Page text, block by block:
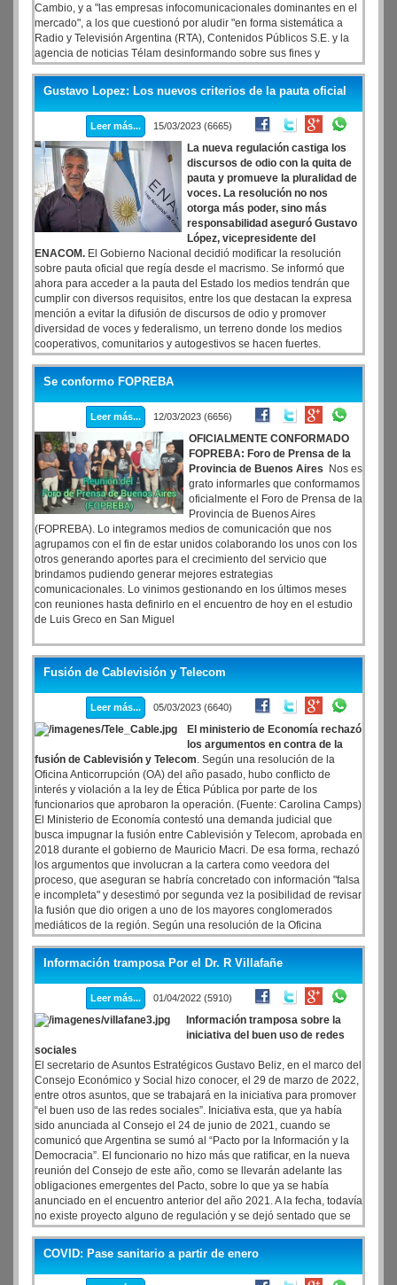
Cambio, y a "las empresas infocomunicacionales dominantes en el
mercado", a los que cuestionó por aludir "en forma sistemática a
Radio y Televisión Argentina (RTA), Contenidos Públicos S.E. y la
agencia de noticias Télam desinformando sobre sus fines y
objetivos y desconociendo el rol inclusivo y federal de su accionar".
Gustavo Lopez: Los nuevos criterios de la pauta oficial
Leer más... 15/03/2023 (6665)
La nueva regulación castiga los
discursos de odio con la quita de
pauta y promueve la pluralidad de
voces. La resolución no nos
otorga más poder, sino más
responsabilidad aseguró Gustavo
López, vicepresidente del
ENACOM. El Gobierno Nacional decidió modificar la resolución
sobre pauta oficial que regía desde el macrismo. Se informó que
ahora para acceder a la pauta del Estado los medios tendrán que
cumplir con diversos requisitos, entre los que destacan la expresa
mención a evitar la difusión de discursos de odio y promover
diversidad de voces y federalismo, un terreno donde los medios
cooperativos, comunitarios y autogestivos se hacen fuertes.
Se conformo FOPREBA
Leer más... 12/03/2023 (6656)
OFICIALMENTE CONFORMADO
FOPREBA: Foro de Prensa de la
Provincia de Buenos Aires Nos es
grato informarles que conformamos
oficialmente el Foro de Prensa de la
Provincia de Buenos Aires
(FOPREBA). Lo integramos medios de comunicación que nos
agrupamos con el fin de estar unidos colaborando los unos con los
otros generando aportes para el crecimiento del servicio que
brindamos pudiendo generar mejores estrategias
comunicacionales. Lo vinimos gestionando en los últimos meses
con reuniones hasta definirlo en el encuentro de hoy en el estudio
de Luis Greco en San Miguel
Fusión de Cablevisión y Telecom
Leer más... 05/03/2023 (6640)
El ministerio de Economía rechazó
los argumentos en contra de la
fusión de Cablevisión y Telecom. Según una resolución de la
Oficina Anticorrupción (OA) del año pasado, hubo conflicto de
interés y violación a la ley de Ética Pública por parte de los
funcionarios que aprobaron la operación. (Fuente: Carolina Camps)
El Ministerio de Economía contestó una demanda judicial que
busca impugnar la fusión entre Cablevisión y Telecom, aprobada en
2018 durante el gobierno de Mauricio Macri. De esa forma, rechazó
los argumentos que involucran a la cartera como veedora del
proceso, que aseguran se habría concretado con información "falsa
e incompleta" y desestimó por segunda vez la posibilidad de revisar
la fusión que dio origen a uno de los mayores conglomerados
mediáticos de la región. Según una resolución de la Oficina
Anticorrupción (OA) del año pasado, hubo conflicto de interés y
violación a la ley de Ética Pública por parte de los funcionarios que
aprobaron la operación.
Información tramposa Por el Dr. R Villafañe
Leer más... 01/04/2022 (5910)
Información tramposa sobre la
iniciativa del buen uso de redes
sociales
El secretario de Asuntos Estratégicos Gustavo Beliz, en el marco del
Consejo Económico y Social hizo conocer, el 29 de marzo de 2022,
entre otros asuntos, que se trabajará en la iniciativa para promover
“el buen uso de las redes sociales”. Iniciativa esta, que ya había
sido anunciada al Consejo el 24 de junio de 2021, cuando se
comunicó que Argentina se sumó al “Pacto por la Información y la
Democracia”. El funcionario no hizo más que ratificar, en la nueva
reunión del Consejo de este año, como se llevarán adelante las
obligaciones emergentes del Pacto, sobre lo que ya se había
anunciado en el encuentro anterior del año 2021. A la fecha, todavía
no existe proyecto alguno de regulación y se dejó sentado que se
han convocado a 40 universidades de toda la Argentina para
pensar y proponer iniciativas, para profundizar los lineamientos
centrales del uso de las redes sociales para el bien común, con el
fin de que dejen de intoxicar el espíritu de nuestra democracia.
COVID: Pase sanitario a partir de enero